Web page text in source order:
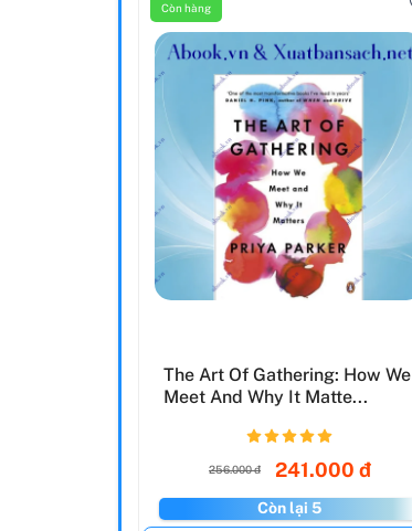
Còn hàng
The Art Of Gathering: How We
Meet And Why It Matte...
256.000 đ 241.000 đ
Còn lại 5